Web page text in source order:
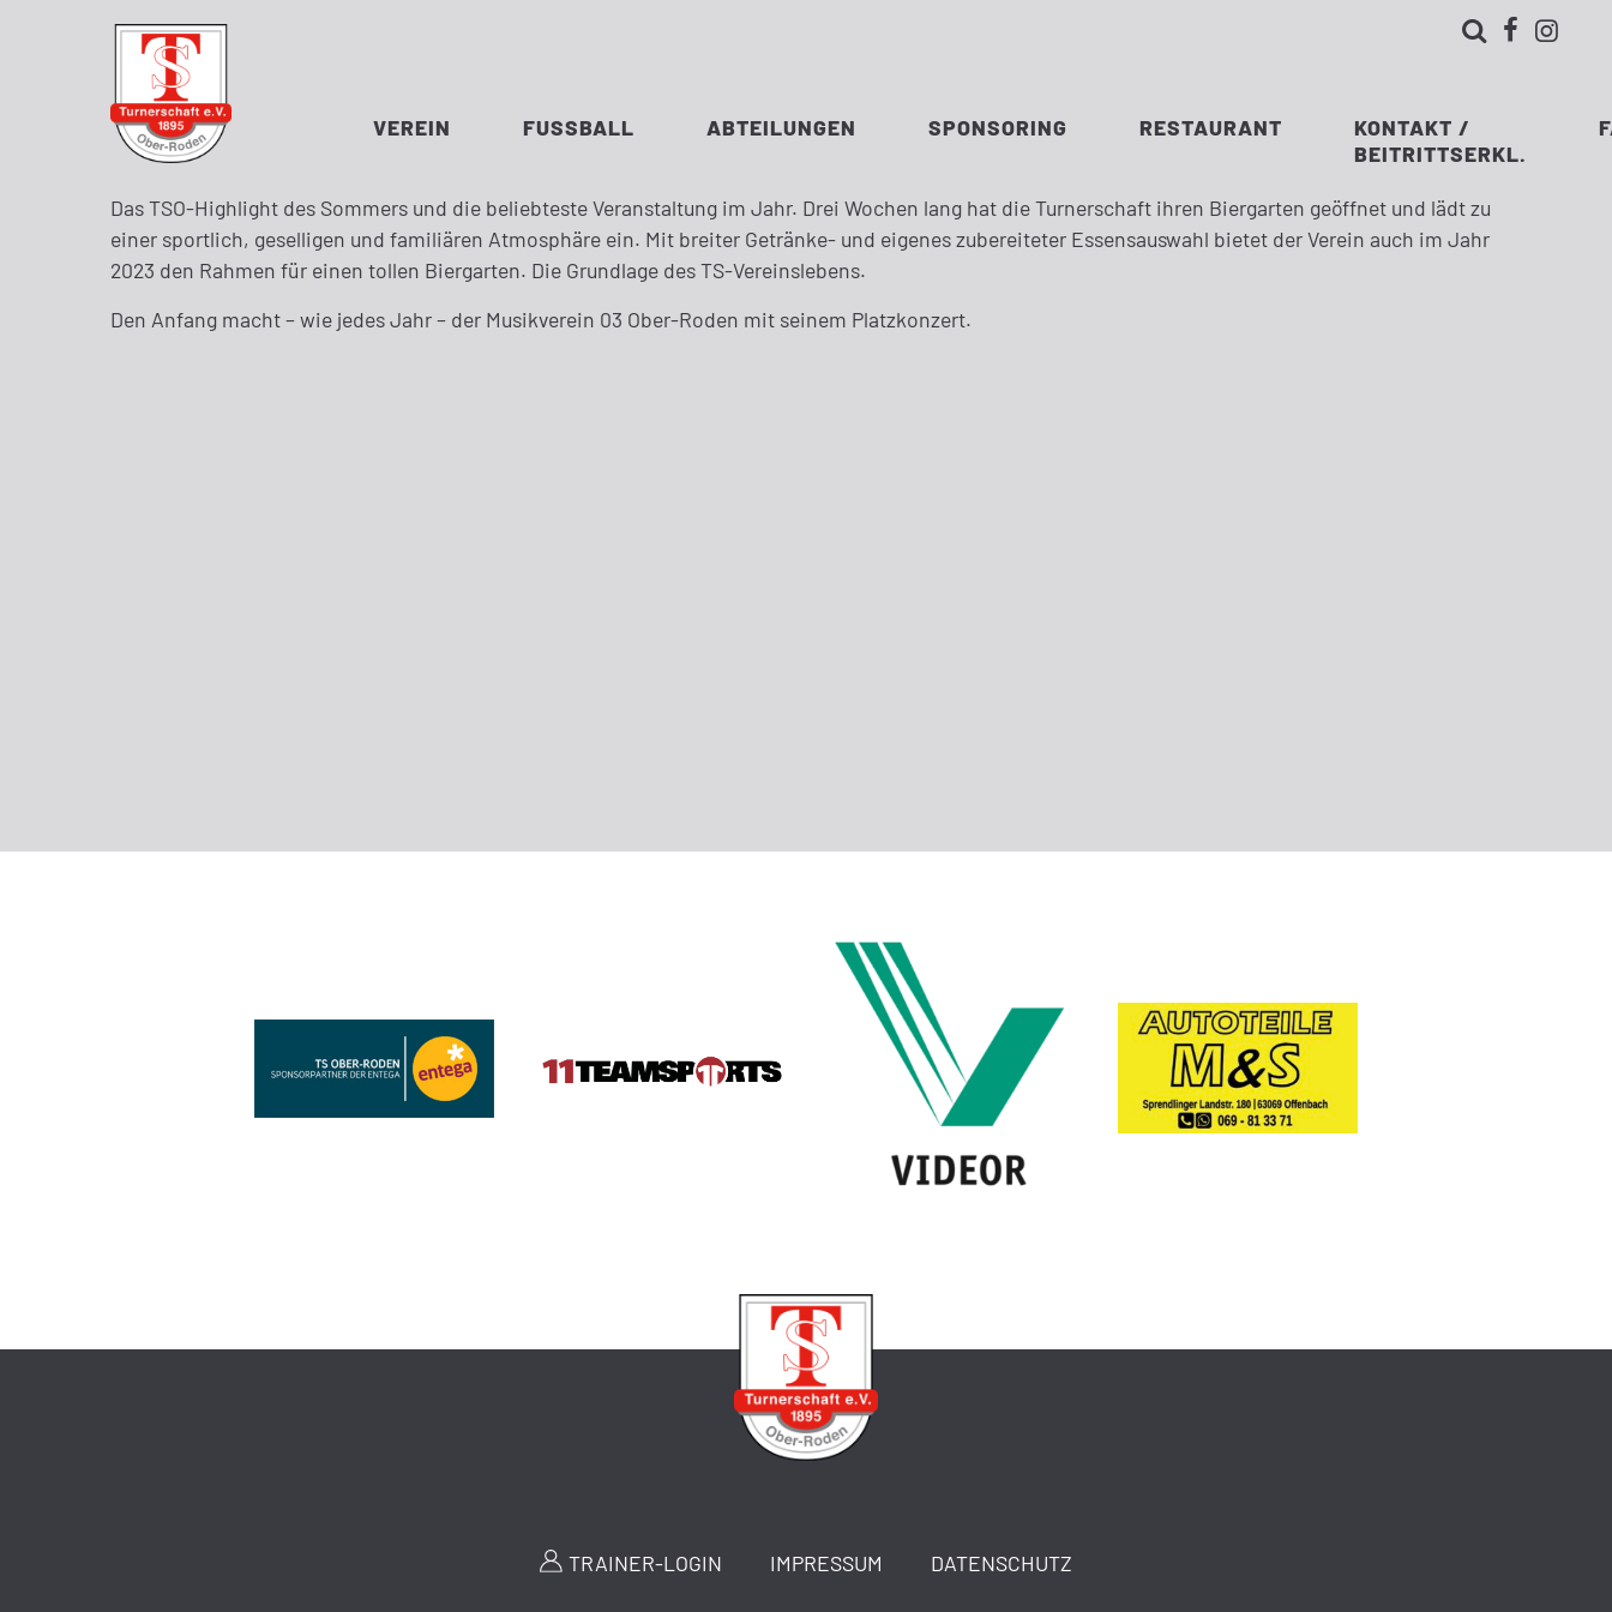
  
VEREIN FUSSBALL ABTEILUNGEN SPONSORING RESTAURANT
KONTAKT /
BEITRITTSERKL.
Das TSO-Highlight des Sommers und die beliebteste Veranstaltung im Jahr. Drei Wochen lang hat die Turnerschaft ihren Biergarten geöffnet und lädt zu
einer sportlich, geselligen und familiären Atmosphäre ein. Mit breiter Getränke- und eigenes zubereiteter Essensauswahl bietet der Verein auch im Jahr
2023 den Rahmen für einen tollen Biergarten. Die Grundlage des TS-Vereinslebens.
Den Anfang macht – wie jedes Jahr – der Musikverein 03 Ober-Roden mit seinem Platzkonzert.
TRAINER-LOGIN IMPRESSUM DATENSCHUTZ